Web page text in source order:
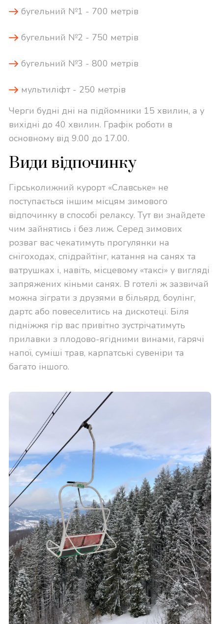
бугельний №1 - 700 метрів
бугельний №2 - 750 метрів
бугельний №3 - 800 метрів
мультиліфт - 250 метрів
Черги будні дні на підйомники 15 хвилин, а у
вихідні до 40 хвилин. Графік роботи в
основному від 9.00 до 17.00.
Види відпочинку
Гірськолижний курорт «Славське» не
поступається іншим місцям зимового
відпочинку в способі релаксу. Тут ви знайдете
чим зайнятись і без лиж. Серед зимових
розваг вас чекатимуть прогулянки на
снігоходах, спідрайтінг, катання на санях та
ватрушках і, навіть, місцевому «таксі» у вигляді
запряжених кіньми санях. В готелі ж зазвичай
можна зіграти з друзями в більярд, боулінг,
дартс або повеселитись на дискотеці. Біля
підніжжя гір вас привітно зустрічатимуть
прилавки з плодово-ягідними винами, гарячі
напої, суміші трав, карпатські сувеніри та
багато іншого.